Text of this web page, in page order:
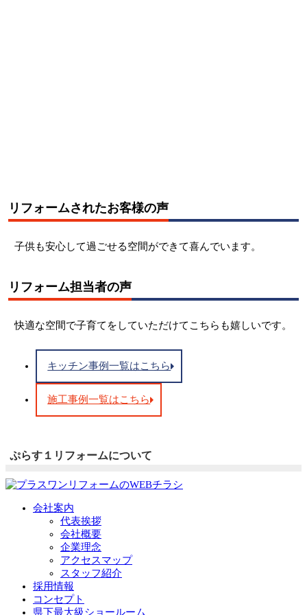
リフォームされたお客様の声
子供も安心して過ごせる空間ができて喜んでいます。
リフォーム担当者の声
快適な空間で子育てをしていただけてこちらも嬉しいです。
キッチン事例一覧はこちら
施工事例一覧はこちら
ぷらす１リフォームについて
会社案内
代表挨拶
会社概要
企業理念
アクセスマップ
スタッフ紹介
採用情報
コンセプト
県下最大級ショールーム